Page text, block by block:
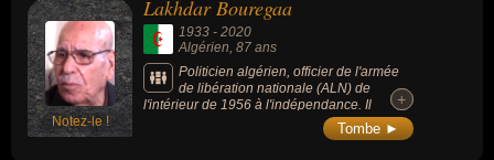
Notez-le !
Lakhdar Bouregaa
1933 - 2020
Algérien, 87 ans
Politicien algérien, officier de l'armée
de libération nationale (ALN) de
l'intérieur de 1956 à l'indépendance. Il
s'oppose au clan d'Oujda depuis la crise de
l'été 1962 : il est l'un des membres
+
+
Tombe ►